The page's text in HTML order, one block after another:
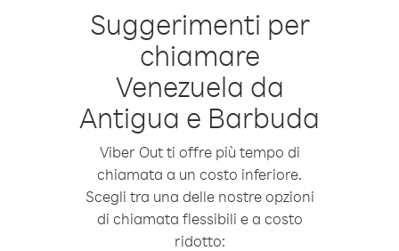
Suggerimenti per
chiamare
Venezuela da
Antigua e Barbuda
Viber Out ti offre più tempo di
chiamata a un costo inferiore.
Scegli tra una delle nostre opzioni
di chiamata flessibili e a costo
ridotto: